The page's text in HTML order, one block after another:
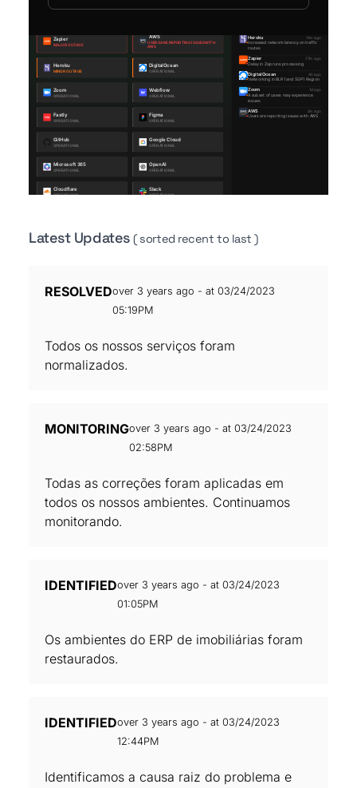
Latest Updates( sorted recent to last )
RESOLVEDover 3 years ago - at 03/24/2023
05:19PM
Todos os nossos serviços foram
normalizados.
MONITORINGover 3 years ago - at 03/24/2023
02:58PM
Todas as correções foram aplicadas em
todos os nossos ambientes. Continuamos
monitorando.
IDENTIFIEDover 3 years ago - at 03/24/2023
01:05PM
Os ambientes do ERP de imobiliárias foram
restaurados.
IDENTIFIEDover 3 years ago - at 03/24/2023
12:44PM
Identificamos a causa raiz do problema e